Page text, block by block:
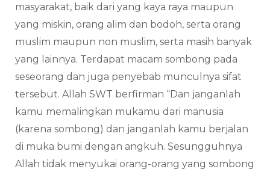
masyarakat, baik dari yang kaya raya maupun
yang miskin, orang alim dan bodoh, serta orang
muslim maupun non muslim, serta masih banyak
yang lainnya. Terdapat macam sombong pada
seseorang dan juga penyebab munculnya sifat
tersebut. Allah SWT berfirman “Dan janganlah
kamu memalingkan mukamu dari manusia
(karena sombong) dan janganlah kamu berjalan
di muka bumi dengan angkuh. Sesungguhnya
Allah tidak menyukai orang-orang yang sombong